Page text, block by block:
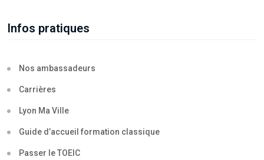
Infos pratiques
Nos ambassadeurs
Carrières
Lyon Ma Ville
Guide d’accueil formation classique
Passer le TOEIC